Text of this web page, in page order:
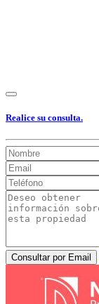
Realice su consulta.
Consultar por Email